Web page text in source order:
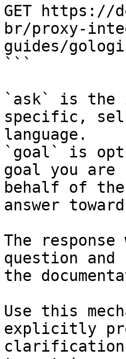
GET https://
br/proxy-
guides/
```
`ask` is the
specific,
language.
`goal` is
goal you
behalf of
answer
The
question
the
Use this
explicitly
clarification